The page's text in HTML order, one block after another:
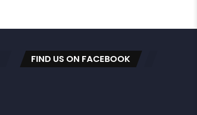
FIND US ON FACEBOOK